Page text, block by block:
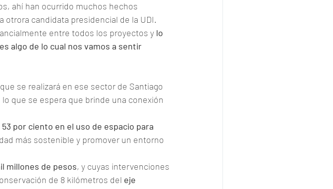
ahí han ocurrido muchos hechos
otrora candidata presidencial de la UDI.
entre todos los proyectos y lo
algo de lo cual nos vamos a sentir
se realizará en ese sector de Santiago
lo que se espera que brinde una conexión
por ciento en el uso de espacio para
más sostenible y promover un entorno
millones de pesos, y cuyas intervenciones
de 8 kilómetros del eje